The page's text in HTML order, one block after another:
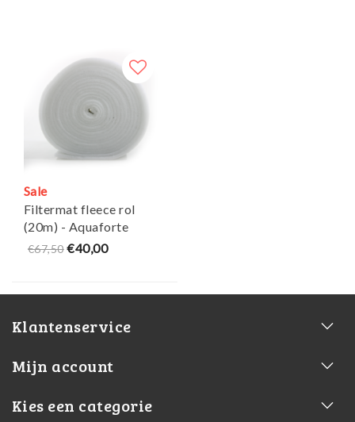
Sale
Filtermat fleece rol
(20m) - Aquaforte
€67,50 €40,00
Klantenservice
Mijn account
Kies een categorie